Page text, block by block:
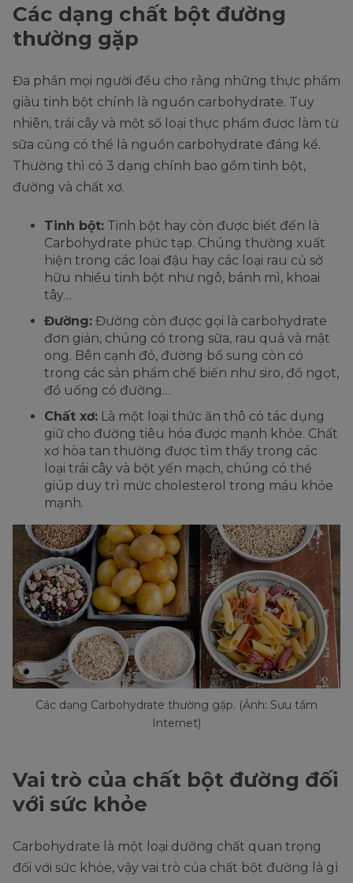
Các dạng chất bột đường
thường gặp
Đa phần mọi người đều cho rằng những thực phẩm
giàu tinh bột chính là nguồn carbohydrate. Tuy
nhiên, trái cây và một số loại thực phẩm được làm từ
sữa cũng có thể là nguồn carbohydrate đáng kể.
Thường thì có 3 dạng chính bao gồm tinh bột,
đường và chất xơ.
Tinh bột: Tinh bột hay còn được biết đến là
Carbohydrate phức tạp. Chúng thường xuất
hiện trong các loại đậu hay các loại rau củ sở
hữu nhiều tinh bột như ngô, bánh mì, khoai
tây…
Đường: Đường còn được gọi là carbohydrate
đơn giản, chúng có trong sữa, rau quả và mật
ong. Bên cạnh đó, đường bổ sung còn có
trong các sản phẩm chế biến như siro, đồ ngọt,
đồ uống có đường…
Chất xơ: Là một loại thức ăn thô có tác dụng
giữ cho đường tiêu hóa được mạnh khỏe. Chất
xơ hòa tan thường được tìm thấy trong các
loại trái cây và bột yến mạch, chúng có thể
giúp duy trì mức cholesterol trong máu khỏe
mạnh.
Các dạng Carbohydrate thường gặp. (Ảnh: Sưu tầm
Internet)
Vai trò của chất bột đường đối
với sức khỏe
Carbohydrate là một loại dưỡng chất quan trọng
đối với sức khỏe, vậy vai trò của chất bột đường là gì